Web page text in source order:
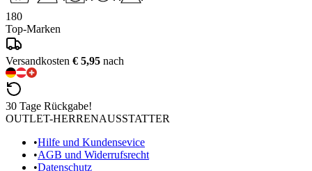
180
Top-Marken
Versandkosten € 5,95 nach
30 Tage Rückgabe!
OUTLET-HERRENAUSSTATTER
•Hilfe und Kundensevice
•AGB und Widerrufsrecht
•Datenschutz